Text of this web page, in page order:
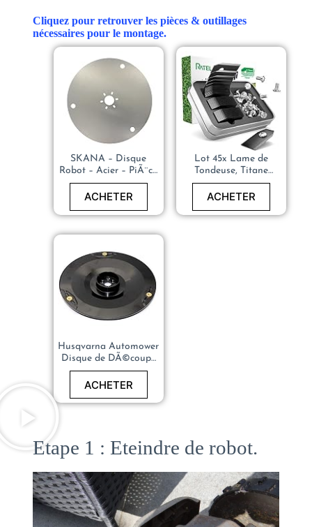
Cliquez pour retrouver les pièces & outillages
nécessaires pour le montage.
SKANA – Disque
Robot – Acier – PiÃ¨ce
De Rechange – Plaque
Protection/Friction Des
Tondeuses Robots
Husqvarna Automower
520, 550 – Epaisseur
1,2 mm – DiamÃ¨tre
211 mm
ACHETER
Lot 45x Lame de
Tondeuse, Titane
Robot Tondeuses
Husqvarn 105, 310, 315,
ACHETER
Husqvarna Automower
Disque de DÃ©coupe
Trennschreibe 420
430x 440 450x 520 550
ACHETER
Etape 1 : Eteindre de robot.